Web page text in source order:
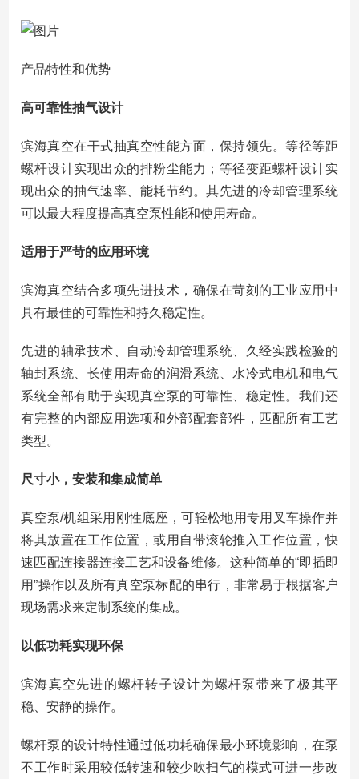
产品特性和优势
高可靠性抽气设计
滨海真空在干式抽真空性能方面，保持领先。等径等距
螺杆设计实现出众的排粉尘能力；等径变距螺杆设计实
现出众的抽气速率、能耗节约。其先进的冷却管理系统
可以最大程度提高真空泵性能和使用寿命。
适用于严苛的应用环境
滨海真空结合多项先进技术，确保在苛刻的工业应用中
具有最佳的可靠性和持久稳定性。
先进的轴承技术、自动冷却管理系统、久经实践检验的
轴封系统、长使用寿命的润滑系统、水冷式电机和电气
系统全部有助于实现真空泵的可靠性、稳定性。我们还
有完整的内部应用选项和外部配套部件，匹配所有工艺
类型。
尺寸小，安装和集成简单
真空泵/机组采用刚性底座，可轻松地用专用叉车操作并
将其放置在工作位置，或用自带滚轮推入工作位置，快
速匹配连接器连接工艺和设备维修。这种简单的“即插即
用”操作以及所有真空泵标配的串行，非常易于根据客户
现场需求来定制系统的集成。
以低功耗实现环保
滨海真空先进的螺杆转子设计为螺杆泵带来了极其平
稳、安静的操作。
螺杆泵的设计特性通过低功耗确保最小环境影响，在泵
不工作时采用较低转速和较少吹扫气的模式可进一步改